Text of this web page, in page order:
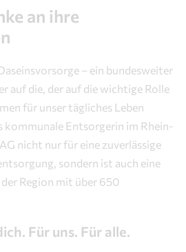
an ihre
– ein bundesweiter
auf die, der auf die wichtige Rolle
für unser tägliches Leben
kommunale Entsorgerin im Rhein-
nicht nur für eine zuverlässige
sondern ist auch eine
Region mit über 650
Für uns. Für alle.